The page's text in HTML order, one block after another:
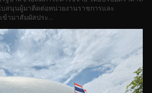
บสนุนผู้มาติดต่อหน่วยงานราชการและ
ามาสัมผัสประ...